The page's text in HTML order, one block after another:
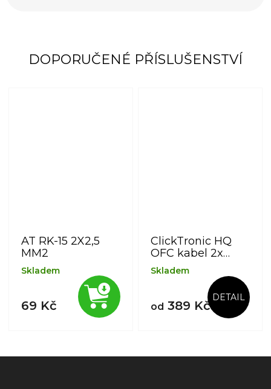
DOPORUČENÉ PŘÍSLUŠENSTVÍ
AT RK-15 2X2,5
MM2
Skladem
69 Kč
ClickTronic HQ
OFC kabel 2x
CINCH - 2x CINCH
RCA, M/M
Skladem
od 389 Kč
DETAIL